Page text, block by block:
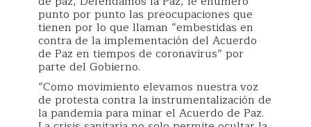
punto por punto las preocupaciones que
tienen por lo que llaman “embestidas en
contra de la implementación del Acuerdo
de Paz en tiempos de coronavirus” por
parte del Gobierno.
“Como movimiento elevamos nuestra voz
de protesta contra la instrumentalización de
la pandemia para minar el Acuerdo de Paz.